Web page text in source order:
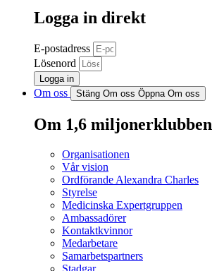
Logga in direkt
E-postadress
Lösenord
Logga in
Om oss Stäng Om oss Öppna Om oss
Om 1,6 miljonerklubben
Organisationen
Vår vision
Ordförande Alexandra Charles
Styrelse
Medicinska Expertgruppen
Ambassadörer
Kontaktkvinnor
Medarbetare
Samarbetspartners
Stadgar